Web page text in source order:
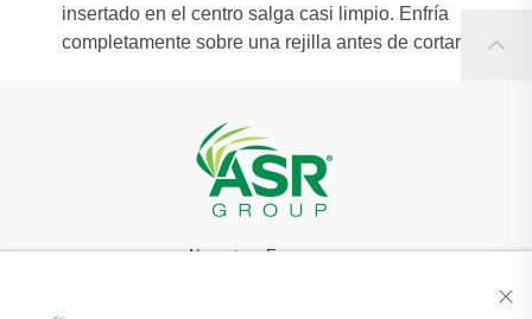
insertado en el centro salga casi limpio. Enfría
completamente sobre una rejilla antes de cortar.​
Nuestra Empresa